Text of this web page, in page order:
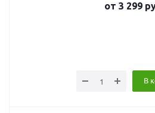
от 3 299
В